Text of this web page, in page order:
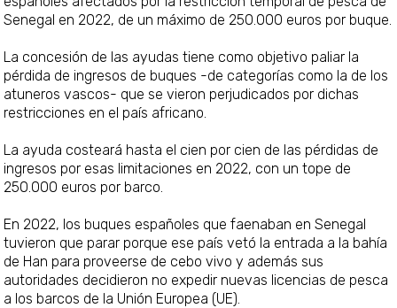
Senegal en 2022, de un máximo de 250.000 euros por buque.
La concesión de las ayudas tiene como objetivo paliar la
pérdida de ingresos de buques -de categorías como la de los
atuneros vascos- que se vieron perjudicados por dichas
restricciones en el país africano.
La ayuda costeará hasta el cien por cien de las pérdidas de
ingresos por esas limitaciones en 2022, con un tope de
250.000 euros por barco.
En 2022, los buques españoles que faenaban en Senegal
tuvieron que parar porque ese país vetó la entrada a la bahía
de Han para proveerse de cebo vivo y además sus
autoridades decidieron no expedir nuevas licencias de pesca
a los barcos de la Unión Europea (UE).